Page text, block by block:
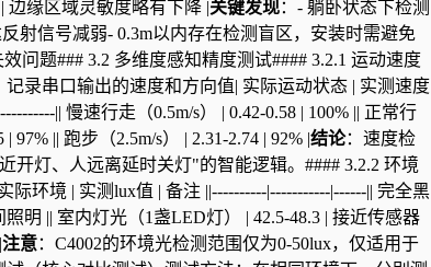
缘区域灵敏度略有下降 |关键发现：- 躺卧状态下检测
射信号减弱- 0.3m以内存在检测盲区，安装时需避免
问题### 3.2 多维度感知精度测试#### 3.2.1 运动速度
录串口输出的速度和方向值| 实际运动状态 | 实测速度
|| 慢速行走（0.5m/s） | 0.42-0.58 | 100% || 正常行
97% || 跑步（2.5m/s） | 2.31-2.74 | 92% |结论：速度检
灯、人远离延时关灯"的智能逻辑。#### 3.2.2 环境
环境 | 实测lux值 | 备注 ||----------|-----------|------|| 完全黑
明 || 室内灯光（1盏LED灯） | 42.5-48.3 | 接近传感器
注意：C4002的环境光检测范围仅为0-50lux，仅适用于